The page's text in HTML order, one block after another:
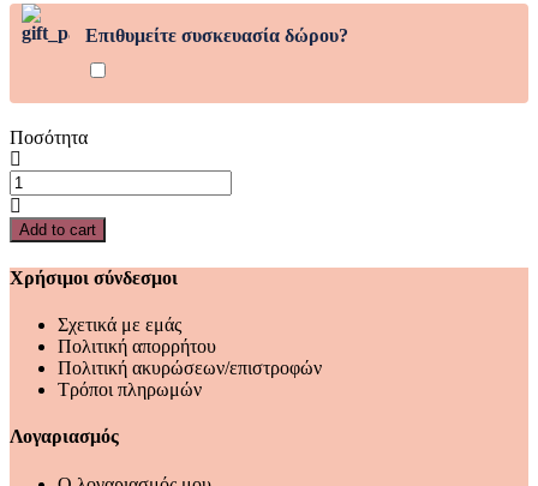
Επιθυμείτε συσκευασία δώρου?
Ποσότητα
Μωρό
και
νήπιο
quantity
Add to cart
Χρήσιμοι σύνδεσμοι
Σχετικά με εμάς
Πολιτική απορρήτου
Πολιτική ακυρώσεων/επιστροφών
Τρόποι πληρωμών
Λογαριασμός